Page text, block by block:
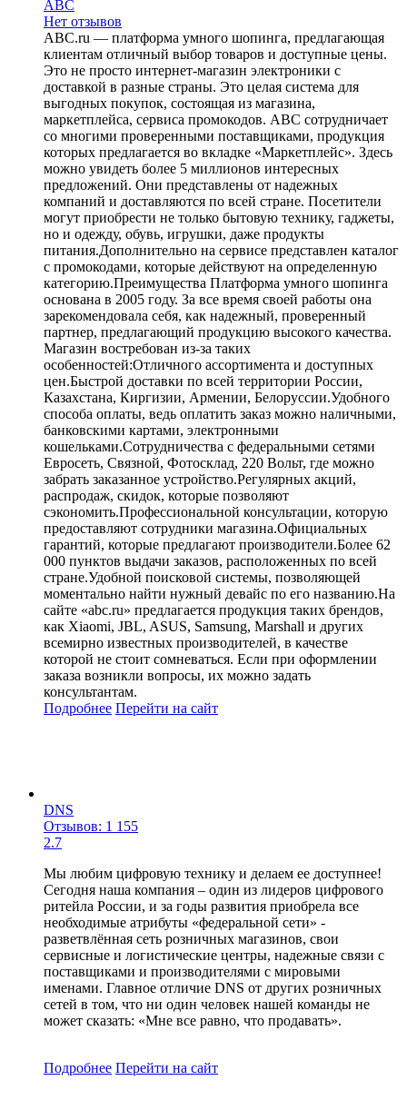
ABC
Нет отзывов
ABC.ru — платформа умного шопинга, предлагающая
клиентам отличный выбор товаров и доступные цены.
Это не просто интернет-магазин электроники с
доставкой в разные страны. Это целая система для
выгодных покупок, состоящая из магазина,
маркетплейса, сервиса промокодов. ABC сотрудничает
со многими проверенными поставщиками, продукция
которых предлагается во вкладке «Маркетплейс». Здесь
можно увидеть более 5 миллионов интересных
предложений. Они представлены от надежных
компаний и доставляются по всей стране. Посетители
могут приобрести не только бытовую технику, гаджеты,
но и одежду, обувь, игрушки, даже продукты
питания.Дополнительно на сервисе представлен каталог
с промокодами, которые действуют на определенную
категорию.Преимущества Платформа умного шопинга
основана в 2005 году. За все время своей работы она
зарекомендовала себя, как надежный, проверенный
партнер, предлагающий продукцию высокого качества.
Магазин востребован из-за таких
особенностей:Отличного ассортимента и доступных
цен.Быстрой доставки по всей территории России,
Казахстана, Киргизии, Армении, Белоруссии.Удобного
способа оплаты, ведь оплатить заказ можно наличными,
банковскими картами, электронными
кошельками.Сотрудничества с федеральными сетями
Евросеть, Связной, Фотосклад, 220 Вольт, где можно
забрать заказанное устройство.Регулярных акций,
распродаж, скидок, которые позволяют
сэкономить.Профессиональной консультации, которую
предоставляют сотрудники магазина.Официальных
гарантий, которые предлагают производители.Более 62
000 пунктов выдачи заказов, расположенных по всей
стране.Удобной поисковой системы, позволяющей
моментально найти нужный девайс по его названию.На
сайте «abc.ru» предлагается продукция таких брендов,
как Xiaomi, JBL, ASUS, Samsung, Marshall и других
всемирно известных производителей, в качестве
которой не стоит сомневаться. Если при оформлении
заказа возникли вопросы, их можно задать
консультантам.
Подробнее Перейти на сайт
DNS
Отзывов: 1 155
2.7
Мы любим цифровую технику и делаем ее доступнее!
Сегодня наша компания – один из лидеров цифрового
ритейла России, и за годы развития приобрела все
необходимые атрибуты «федеральной сети» -
разветвлённая сеть розничных магазинов, свои
сервисные и логистические центры, надежные связи с
поставщиками и производителями с мировыми
именами. Главное отличие DNS от других розничных
сетей в том, что ни один человек нашей команды не
может сказать: «Мне все равно, что продавать».
Подробнее Перейти на сайт